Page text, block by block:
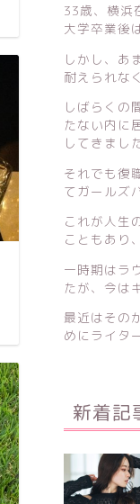
33歳、横浜
大学卒業後
しかし、あ
耐えられな
しばらくの
たない内に
してきまし
それでも復
てガールズ
これが人生
こともあり
一時期はラ
たが、今は
最近はその
めにライタ
新着記